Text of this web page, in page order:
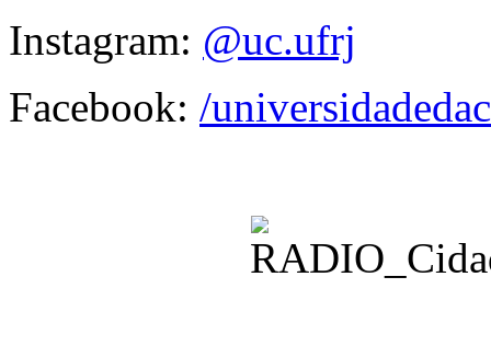
Instagram: @uc.ufrj
Facebook: /